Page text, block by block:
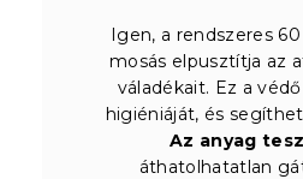
Igen, a rendszeres
mosás elpusztítja az
váladékait. Ez a
higiéniáját, és
Az anyag
áthatolhatatlan